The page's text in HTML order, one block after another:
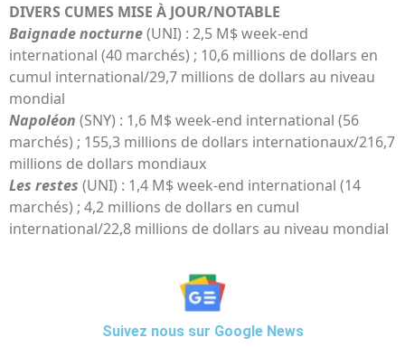
DIVERS CUMES MISE À JOUR/NOTABLE
Baignade nocturne(UNI) : 2,5 M$ week-end
international (40 marchés) ; 10,6 millions de dollars en
cumul international/29,7 millions de dollars au niveau
mondial
Napoléon (SNY) : 1,6 M$ week-end international (56
marchés) ; 155,3 millions de dollars internationaux/216,7
millions de dollars mondiaux
Les restes (UNI) : 1,4 M$ week-end international (14
marchés) ; 4,2 millions de dollars en cumul
international/22,8 millions de dollars au niveau mondial
Suivez nous sur Google News